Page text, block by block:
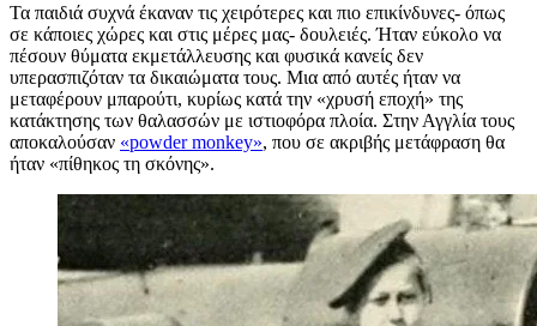
Τα παιδιά συχνά έκαναν τις χειρότερες και πιο επικίνδυνες- όπως
σε κάποιες χώρες και στις μέρες μας- δουλειές. Ήταν εύκολο να
πέσουν θύματα εκμετάλλευσης και φυσικά κανείς δεν
υπερασπιζόταν τα δικαιώματα τους. Μια από αυτές ήταν να
μεταφέρουν μπαρούτι, κυρίως κατά την «χρυσή εποχή» της
κατάκτησης των θαλασσών με ιστιοφόρα πλοία. Στην Αγγλία τους
αποκαλούσαν «powder monkey», που σε ακριβής μετάφραση θα
ήταν «πίθηκος τη σκόνης».